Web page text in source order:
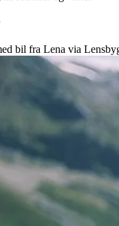
bil fra Lena via